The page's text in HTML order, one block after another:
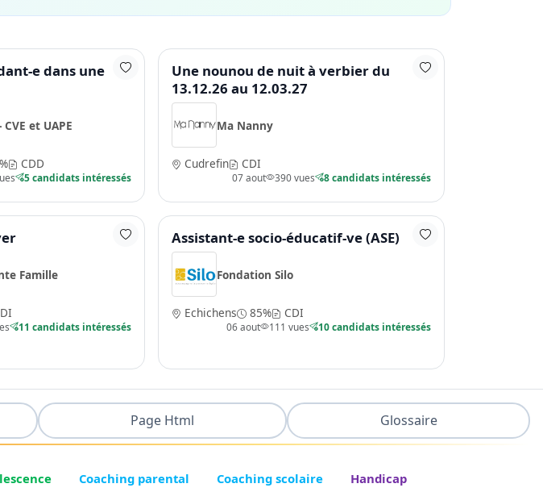
e dans une
et UAPE
CDD
5 candidats intéressés
Une nounou de nuit à verbier du
13.12.26 au 12.03.27
Ma Nanny
Cudrefin CDI
07 aout 390 vues 8 candidats intéressés
Famille
11 candidats intéressés
Assistant-e socio-éducatif-ve (ASE)
Fondation Silo
Echichens 85% CDI
06 aout 111 vues 10 candidats intéressés
Page Html Glossaire
Coaching parental Coaching scolaire Handicap